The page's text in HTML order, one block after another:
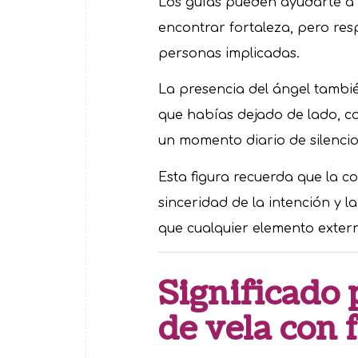
encontrar fortaleza, pero
personas implicadas.
La presencia del ángel
que habías dejado de lado,
un momento diario de
Esta figura recuerda que la
sinceridad de la intención y
que cualquier elemento
Significado
de vela con